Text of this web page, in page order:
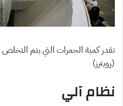
تقدر كمية الجمرات التي يتم
(رويترز)
نظام آلي